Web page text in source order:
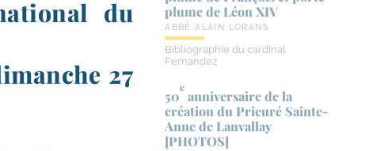
du
27
plume de Léon XIV
ABBÉ ALAIN LORANS
Bibliographie du cardinal
Fernandez
50
e
anniversaire de la
création du Prieuré Sainte-​
Anne de Lanvallay
[PHOTOS]